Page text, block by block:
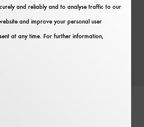
und
and reliably and to analyse traffic to our
and improve your personal user
at any time. For further information,